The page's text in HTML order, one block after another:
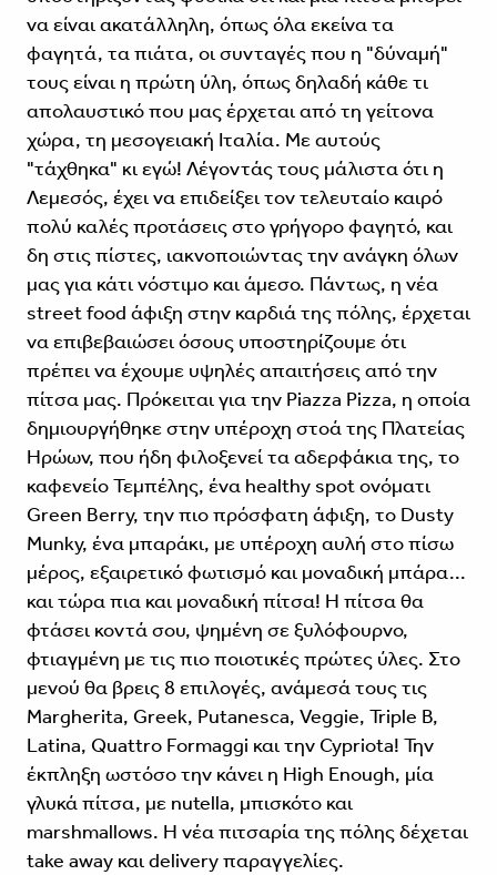
να είναι ακατάλληλη, όπως όλα εκείνα τα
φαγητά, τα πιάτα, οι συνταγές που η "δύναμή"
τους είναι η πρώτη ύλη, όπως δηλαδή κάθε τι
απολαυστικό που μας έρχεται από τη γείτονα
χώρα, τη μεσογειακή Ιταλία. Με αυτούς
"τάχθηκα" κι εγώ! Λέγοντάς τους μάλιστα ότι η
Λεμεσός, έχει να επιδείξει τον τελευταίο καιρό
πολύ καλές προτάσεις στο γρήγορο φαγητό, και
δη στις πίστες, ιακνοποιώντας την ανάγκη όλων
μας για κάτι νόστιμο και άμεσο. Πάντως, η νέα
street food άφιξη στην καρδιά της πόλης, έρχεται
να επιβεβαιώσει όσους υποστηρίζουμε ότι
πρέπει να έχουμε υψηλές απαιτήσεις από την
πίτσα μας. Πρόκειται για την Piazza Pizza, η οποία
δημιουργήθηκε στην υπέροχη στοά της Πλατείας
Ηρώων, που ήδη φιλοξενεί τα αδερφάκια της, το
καφενείο Τεμπέλης, ένα healthy spot ονόματι
Green Berry, την πιο πρόσφατη άφιξη, το Dusty
Munky, ένα μπαράκι, με υπέροχη αυλή στο πίσω
μέρος, εξαιρετικό φωτισμό και μοναδική μπάρα...
και τώρα πια και μοναδική πίτσα! Η πίτσα θα
φτάσει κοντά σου, ψημένη σε ξυλόφουρνο,
φτιαγμένη με τις πιο ποιοτικές πρώτες ύλες. Στο
μενού θα βρεις 8 επιλογές, ανάμεσά τους τις
Margherita, Greek, Putanesca, Veggie, Triple B,
Latina, Quattro Formaggi και την Cypriota! Την
έκπληξη ωστόσο την κάνει η High Enough, μία
γλυκά πίτσα, με nutella, μπισκότο και
marshmallows. Η νέα πιτσαρία της πόλης δέχεται
take away και delivery παραγγελίες.